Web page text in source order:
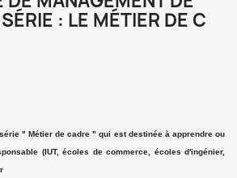
: LE MÉTIER DE C
" Métier de cadre " qui est destinée à apprendre ou
(IUT, écoles de commerce, écoles d'ingénier,